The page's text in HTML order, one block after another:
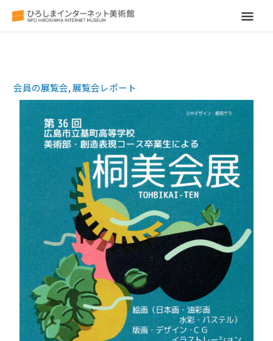
メ
メ
ニ
ュ
ー
会員の展覧会,展覧会レポート